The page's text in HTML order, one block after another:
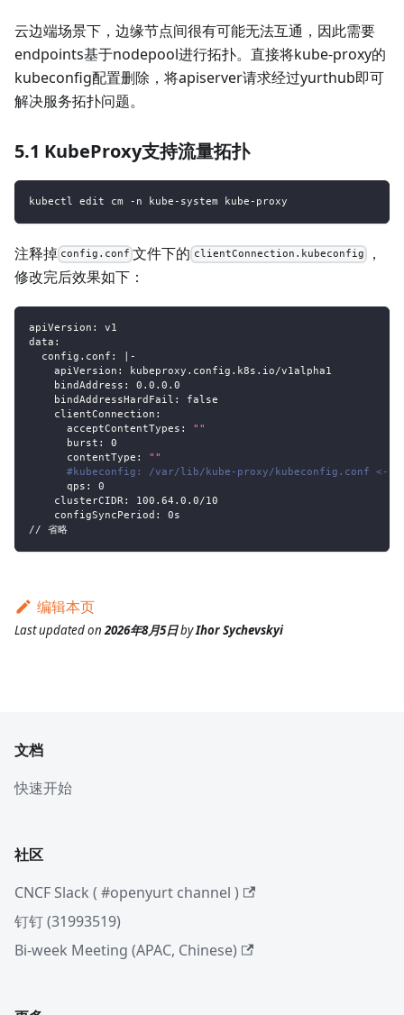
云边端场景下，边缘节点间很有可能无法互通，因此需要
endpoints基于nodepool进行拓扑。直接将kube-proxy的
kubeconfig配置删除，将apiserver请求经过yurthub即可
解决服务拓扑问题。
5.1 KubeProxy支持流量拓扑
kubectl edit cm -n kube-system kube-proxy
注释掉 config.conf 文件下的 clientConnection.kubeconfig ，
修改完后效果如下：
apiVersion :
v1
data :
config.conf :
-
apiVersion :
kubeproxy.config.k8s.io/v1alpha1
bindAddress :
0.0.0.0
bindAddressHardFail :
false
clientConnection :
acceptContentTypes :
""
burst :
0
contentType :
""
#kubeconfig: /var/lib/kube-proxy/kubeconfig.conf <-- 删
qps :
0
clusterCIDR:
100.64.0.0/10
configSyncPeriod :
0s
// 省略
编辑本页
Last updatedon2026年8月5日byIhor Sychevskyi
文档
快速开始
社区
CNCF Slack ( #openyurt channel )
钉钉 (31993519)
Bi-week Meeting (APAC, Chinese)